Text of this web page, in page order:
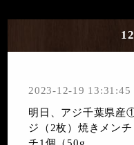
2023-12-19 13:31:45
明日、アジ千葉県
ジ（2枚）焼きメン
チ1個（50g...